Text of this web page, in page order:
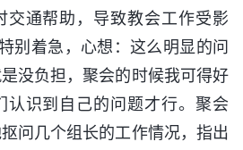
交通帮助，导致教会工作受影
别着急，心想：这么明显的问
没负担，聚会的时候我可得好
认识到自己的问题才行。聚会
问几个组长的工作情况，指出